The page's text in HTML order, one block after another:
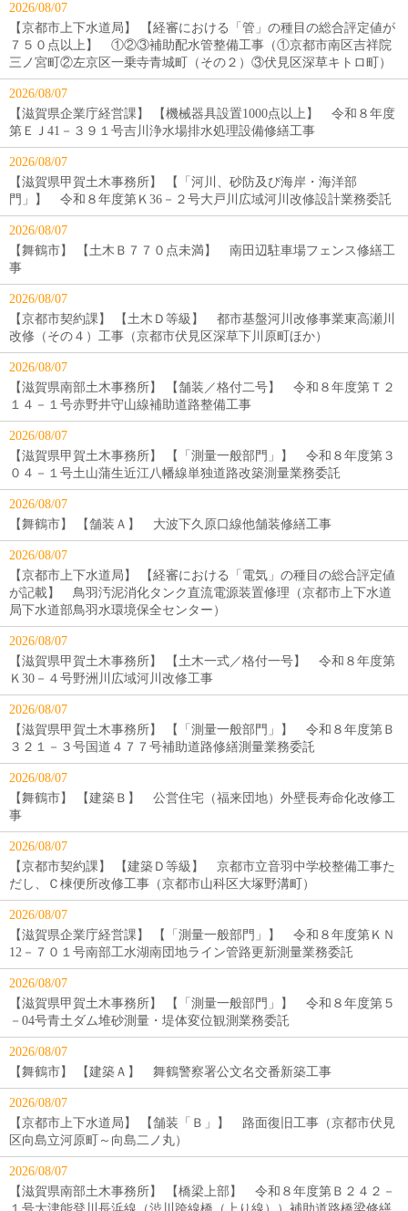
2026/08/07
【京都市上下水道局】 【経審における「管」の種目の総合評定値が
７５０点以上】 ①②③補助配水管整備工事（①京都市南区吉祥院
三ノ宮町②左京区一乗寺青城町（その２）③伏見区深草キトロ町）
2026/08/07
【滋賀県企業庁経営課】 【機械器具設置1000点以上】 令和８年度
第ＥＪ41－３９１号吉川浄水場排水処理設備修繕工事
2026/08/07
【滋賀県甲賀土木事務所】 【「河川、砂防及び海岸・海洋部
門」】 令和８年度第Ｋ36－２号大戸川広域河川改修設計業務委託
2026/08/07
【舞鶴市】 【土木Ｂ７７０点未満】 南田辺駐車場フェンス修繕工
事
2026/08/07
【京都市契約課】 【土木Ｄ等級】 都市基盤河川改修事業東高瀬川
改修（その４）工事（京都市伏見区深草下川原町ほか）
2026/08/07
【滋賀県南部土木事務所】 【舗装／格付二号】 令和８年度第Ｔ２
１４－１号赤野井守山線補助道路整備工事
2026/08/07
【滋賀県甲賀土木事務所】 【「測量一般部門」】 令和８年度第３
０４－１号土山蒲生近江八幡線単独道路改築測量業務委託
2026/08/07
【舞鶴市】 【舗装Ａ】 大波下久原口線他舗装修繕工事
2026/08/07
【京都市上下水道局】 【経審における「電気」の種目の総合評定値
が記載】 鳥羽汚泥消化タンク直流電源装置修理（京都市上下水道
局下水道部鳥羽水環境保全センター）
2026/08/07
【滋賀県甲賀土木事務所】 【土木一式／格付一号】 令和８年度第
Ｋ30－４号野洲川広域河川改修工事
2026/08/07
【滋賀県甲賀土木事務所】 【「測量一般部門」】 令和８年度第Ｂ
３２１－３号国道４７７号補助道路修繕測量業務委託
2026/08/07
【舞鶴市】 【建築Ｂ】 公営住宅（福来団地）外壁長寿命化改修工
事
2026/08/07
【京都市契約課】 【建築Ｄ等級】 京都市立音羽中学校整備工事た
だし、Ｃ棟便所改修工事（京都市山科区大塚野溝町）
2026/08/07
【滋賀県企業庁経営課】 【「測量一般部門」】 令和８年度第ＫＮ
12－７０１号南部工水湖南団地ライン管路更新測量業務委託
2026/08/07
【滋賀県甲賀土木事務所】 【「測量一般部門」】 令和８年度第５
－04号青土ダム堆砂測量・堤体変位観測業務委託
2026/08/07
【舞鶴市】 【建築Ａ】 舞鶴警察署公文名交番新築工事
2026/08/07
【京都市上下水道局】 【舗装「Ｂ」】 路面復旧工事（京都市伏見
区向島立河原町～向島二ノ丸）
2026/08/07
【滋賀県南部土木事務所】 【橋梁上部】 令和８年度第Ｂ２４２－